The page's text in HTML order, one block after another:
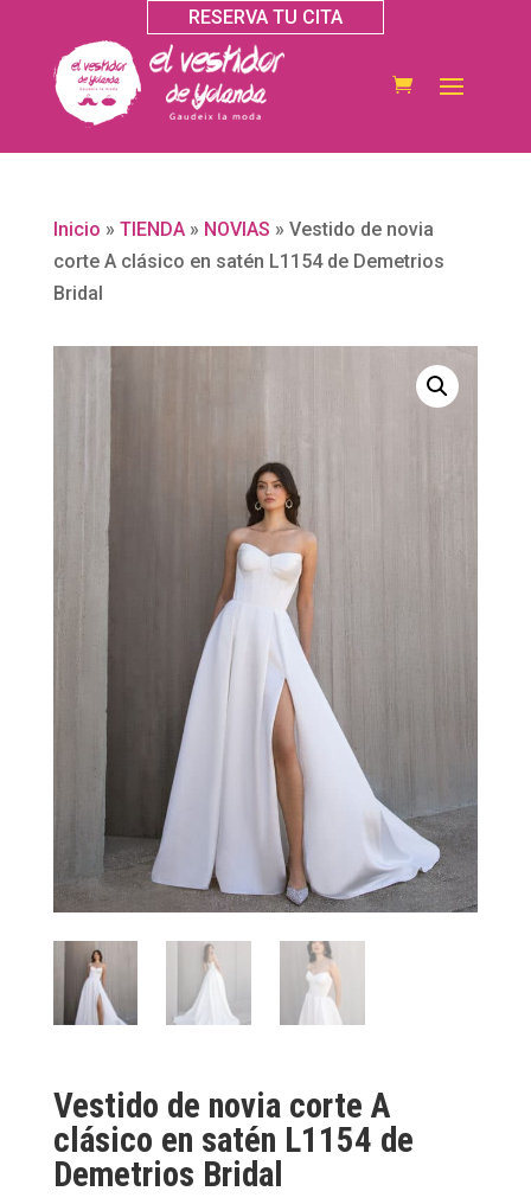
RESERVA TU CITA
Inicio » TIENDA» NOVIAS » Vestido de novia
corte A clásico en satén L1154 de Demetrios
Bridal
Vestido de novia corte A
clásico en satén L1154 de
Demetrios Bridal